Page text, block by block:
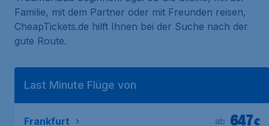
Familie, mit dem Partner oder mit Freunden reisen,
CheapTickets.de hilft Ihnen bei der Suche nach der
gute Route.
Last Minute Flüge von
Frankfurt €
647
ab